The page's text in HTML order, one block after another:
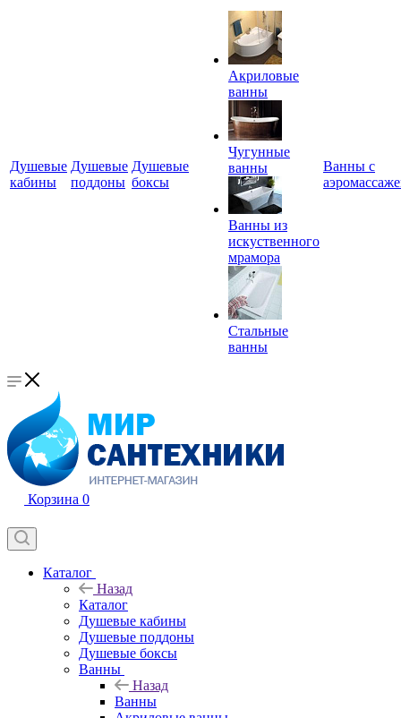
Душевые
кабины
Душевые
поддоны
Душевые
боксы
Акриловые
ванны
Чугунные
ванны
Ванны из
искуственного
мрамора
Стальные
ванны
Ванны с
Корзина 0
Каталог
Назад
Каталог
Душевые кабины
Душевые поддоны
Душевые боксы
Ванны
Назад
Ванны